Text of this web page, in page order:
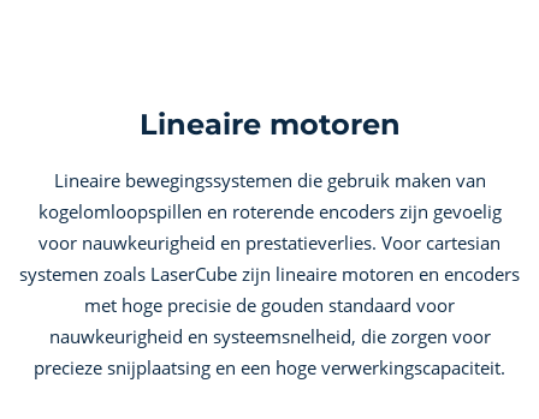
Lineaire motoren
Lineaire bewegingssystemen die gebruik maken van
kogelomloopspillen en roterende encoders zijn gevoelig
voor nauwkeurigheid en prestatieverlies. Voor cartesian
systemen zoals LaserCube zijn lineaire motoren en encoders
met hoge precisie de gouden standaard voor
nauwkeurigheid en systeemsnelheid, die zorgen voor
precieze snijplaatsing en een hoge verwerkingscapaciteit.